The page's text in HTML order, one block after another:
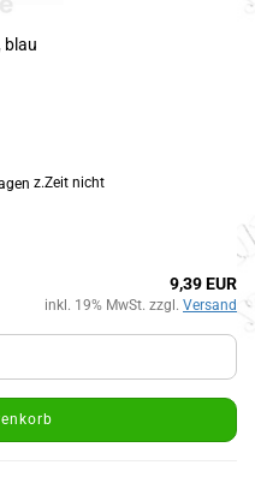
blau
z.Zeit nicht
9,39 EUR
inkl. 19% MwSt. zzgl. Versand